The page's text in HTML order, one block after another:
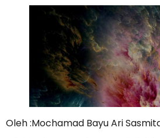
Oleh :Mochamad Bayu Ari